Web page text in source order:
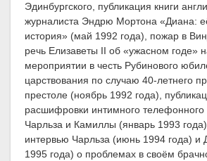
Эдинбургского, публикация книги
журналиста Эндрю Мортона «Диана:
история» (май 1992 года), пожар в
речь Елизаветы II об «ужасном годе»
мероприятии в честь Рубинового
царствования по случаю 40-летнего
престоле (ноябрь 1992 года),
расшифровки интимного телефонного
Чарльза и Камиллы (январь 1993
интервью Чарльза (июнь 1994 года) и
1995 года) о проблемах в своём